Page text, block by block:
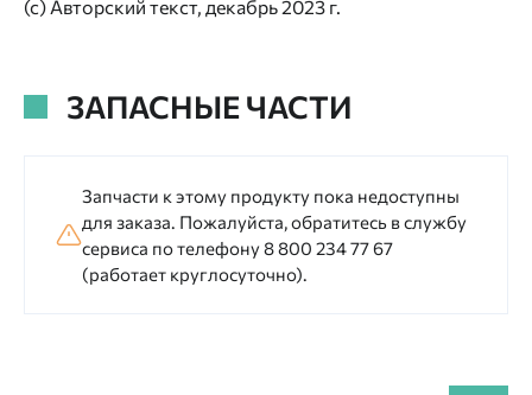
(с) Авторский текст, декабрь 2023 г.
ЗАПАСНЫЕ ЧАСТИ
Запчасти к этому продукту пока недоступны
для заказа. Пожалуйста, обратитесь в службу
сервиса по телефону 8 800 234 77 67
(работает круглосуточно).